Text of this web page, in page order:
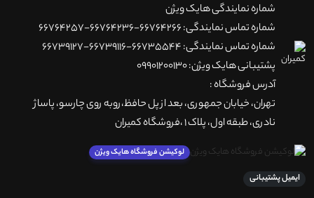
شماره نمایندگی هایک ویژن
شماره تماس نمایندگی: 66764266-66764236-66764257
شماره تماس نمایندگی: 66735544-66739116-66739127
پشتیبانی هایک ویژن: 09901200130
آدرس فروشگاه :
تهران، خيابان جمهوری، بعد از پل حافظ،روبه روی چارسو، پاساژ
نادری، طبقه اول، پلاک 1 ،فروشگاه کمیران
لوکیشن فروشگاه هایک ویژن
ایمیل پشتیبانی